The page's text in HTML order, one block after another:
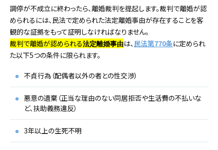
調停が不成立に終わったら、離婚裁判を提起します。裁判で離婚が認
められるには、民法で定められた法定離婚事由が存在することを客
観的な証拠をもって証明しなければなりません。
裁判で離婚が認められる法定離婚事由は、 民法第770条に定められ
た以下5つの条件に限られます。
不貞行為（配偶者以外の者との性交渉）
悪意の遺棄（正当な理由のない同居拒否や生活費の不払いな
ど、扶助義務違反）
3年以上の生死不明